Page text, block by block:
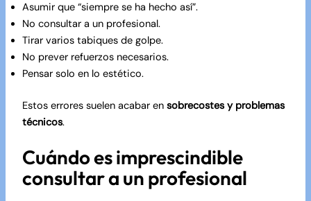
Asumir que “siempre se ha hecho así”.
No consultar a un profesional.
Tirar varios tabiques de golpe.
No prever refuerzos necesarios.
Pensar solo en lo estético.
Estos errores suelen acabar en sobrecostes y problemas
técnicos.
Cuándo es imprescindible
consultar a un profesional